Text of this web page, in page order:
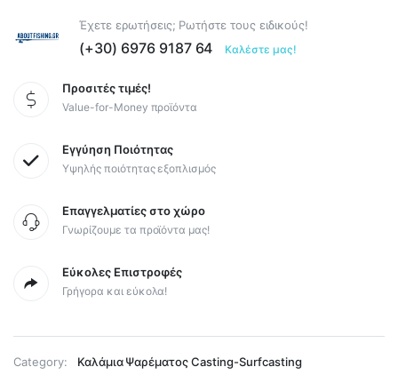
Έχετε ερωτήσεις; Ρωτήστε τους ειδικούς!
(+30) 6976 9187 64 Καλέστε μας!
Προσιτές τιμές!
Value-for-Money προϊόντα
Εγγύηση Ποιότητας
Υψηλής ποιότητας εξοπλισμός
Επαγγελματίες στο χώρο
Γνωρίζουμε τα προϊόντα μας!
Εύκολες Επιστροφές
Γρήγορα και εύκολα!
Category: Καλάμια Ψαρέματος Casting-Surfcasting